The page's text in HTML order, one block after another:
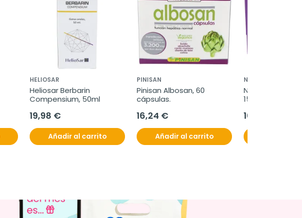
HELIOSAR
Heliosar Berbarin
Compensium, 50ml
19,98 €
Añadir al carrito
PINISAN
Pinisan Albosan, 60
cápsulas.
16,24 €
Añadir al carrito
NEO
Neo Probiotic
15 cápsulas.
10,19 €